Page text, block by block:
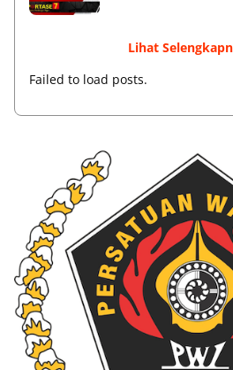
Lihat
Failed to load posts.